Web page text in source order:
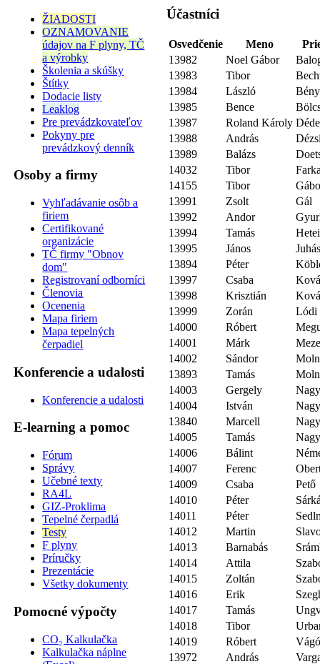
ŽIADOSTI
OZNAMOVANIE
údajov na F plyny, TČ
a výrobky
Školenia a skúšky
Štítky
Dodacie listy
Leaklog
Pre prevádzkovateľov
Pokyny pre
prevádzkový denník
Osoby a firmy
Vyhľadávanie osôb a
firiem
Certifikované
organizácie
TČ firmy "Obnov
dom"
Registrovaní odborníci
Členovia
Ocenenia
Mapa firiem
Mapa tepelných
čerpadiel
Konferencie a udalosti
Konferencie a udalosti
E-learning a pomoc
Fórum
Správy
Učebné texty
RA4L
GIZ-Proklima
Tepelné čerpadlá
Testy
F plyny
Príručky
Prezentácie
Všetky dokumenty
Pomocné výpočty
CO₂ Kalkulačka
Kalkulačka náplne
Účastníci
Osvedčenie Meno
13982
Noel Gábor
13983
Tibor
13984
László
13985
Bence
13987
Roland Károly
13988
András
13989
Balázs
14032
Tibor
14155
Tibor
13991
Zsolt
Gál
13992
Andor
13994
Tamás
Hetei
13995
János
13894
Péter
13997
Csaba
13998
Krisztián
13999
Zorán
Lódi
14000
Róbert
14001
Márk
14002
Sándor
13893
Tamás
14003
Gergely
14004
István
13840
Marcell
14005
Tamás
14006
Bálint
14007
Ferenc
14009
Csaba
Pető
14010
Péter
14011
Péter
14012
Martin
14013
Barnabás
14014
Attila
14015
Zoltán
14016
Erik
14017
Tamás
14018
Tibor
14019
Róbert
13972
András